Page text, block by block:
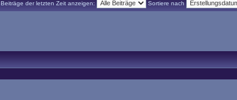
Beiträge der letzten Zeit anzeigen: Sortiere nach